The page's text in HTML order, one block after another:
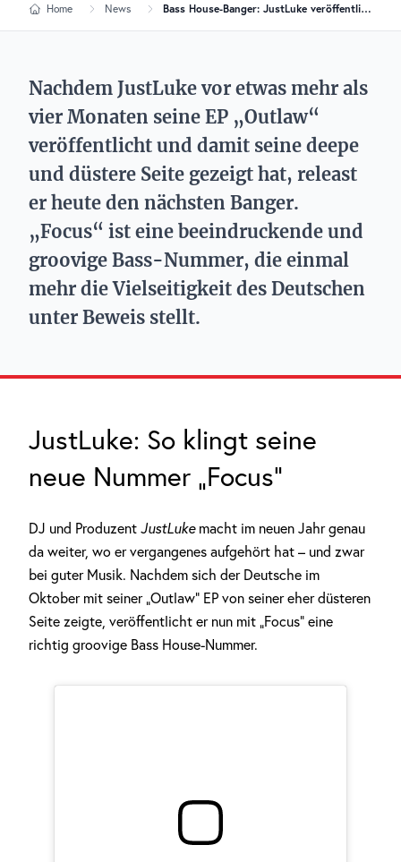
Home News Bass House-Banger: JustLuke veröffentlicht neuen Track „Focus“
Nachdem JustLuke vor etwas mehr als
vier Monaten seine EP „Outlaw“
veröffentlicht und damit seine deepe
und düstere Seite gezeigt hat, releast
er heute den nächsten Banger.
„Focus“ ist eine beeindruckende und
groovige Bass-Nummer, die einmal
mehr die Vielseitigkeit des Deutschen
unter Beweis stellt.
JustLuke: So klingt seine
neue Nummer „Focus“
DJ und Produzent JustLuke macht im neuen Jahr genau
da weiter, wo er vergangenes aufgehört hat – und zwar
bei guter Musik. Nachdem sich der Deutsche im
Oktober mit seiner „Outlaw“ EP von seiner eher düsteren
Seite zeigte, veröffentlicht er nun mit „Focus“ eine
richtig groovige Bass House-Nummer.